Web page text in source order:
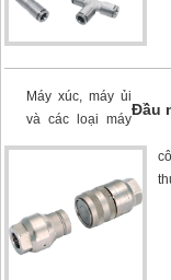
Đầu
Máy xúc, máy ủi
và các loại máy